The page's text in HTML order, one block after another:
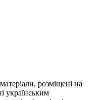
розміщені на
українським